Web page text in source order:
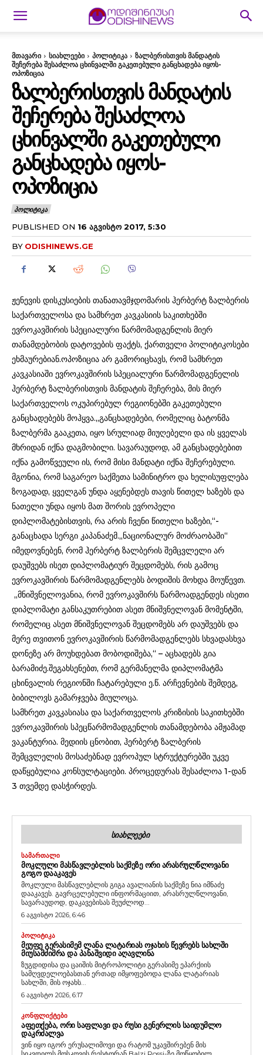
მთავარი სიახლეები პოლიტიკა
ზალბერისთვის მანდატის
შეჩერება შესაძლოა ცხინვალში გაკეთებული განცხადება იყოს-
ოპოზიცია
ᲖᲐᲚᲑᲔᲠᲘᲡᲗᲕᲘᲡ ᲛᲐᲜᲓᲐᲢᲘᲡ
ᲨᲔᲩᲔᲠᲔᲑᲐ ᲨᲔᲡᲐᲫᲚᲝᲐ
ᲪᲮᲘᲜᲕᲐᲚᲨᲘ ᲒᲐᲙᲔᲗᲔᲑᲣᲚᲘ
ᲒᲐᲜᲪᲮᲐᲓᲔᲑᲐ ᲘᲧᲝᲡ-
ᲝᲞᲝᲖᲘᲪᲘᲐ
ᲞᲝᲚᲘᲢᲘᲙᲐ
PUBLISHED ON 16 ᲐᲒᲕᲘᲡᲢᲝ 2017, 5:30
BY ODISHINEWS.GE
ჟენევის დისკუსიების თანათავმჯდომარის ჰერბერტ ზალბერის
საქართველოსა და სამხრეთ კავკასიის საკითხებში
ევროკავშირის სპეციალური წარმომადგენლის მიერ
თანამდებობის დატოვების ფაქტს, ქართველი პოლიტიკოსები
ეხმაურებიან.ოპოზიცია არ გამორიცხავს, რომ სამხრეთ
კავკასიაში ევროკავშირის სპეციალური წარმომადგენელის
ჰერბერტ ზალბერისთვის მანდატის შეჩერება, მის მიერ
საქართველოს ოკუპირებულ რეგიონებში გაკეთებული
განცხადებებს მოჰყვა.„განცხადებები, რომელიც ბატონმა
ზალბერმა გააკეთა, იყო სრულიად მიუღებელი და ის ყველას
მხრიდან იქნა დაგმობილი. სავარაუდოდ, ამ განცხადებებით
იქნა გამოწვეული ის, რომ მისი მანდატი იქნა შეჩერებული.
მგონია, რომ საგარეო საქმეთა სამინიტრო და ხელისუფლება
ზოგადად, ყველგან უნდა აყენებდეს თავის წითელ ხაზებს და
ნათელი უნდა იყოს მათ შორის ევროპელი
დიპლომატებისთვის, რა არის ჩვენი წითელი ხაზები,“-
განაცხადა სერგი კაპანაძემ.„ნაციონალურ მოძრაობაში“
იმედოვნებენ, რომ ჰერბერტ ზალბერის შემცვლელი არ
დაუშვებს ისეთ დიპლომატიურ შეცდომებს, რის გამოც
ევროკავშირის წარმომადგენლებს ბოდიშის მოხდა მოუწევთ.
„მნიშვნელოვანია, რომ ევროკავშირს წარმოადგენდეს ისეთი
დიპლომატი განსაკუთრებით ასეთ მნიშვნელოვან მომენტში,
რომელიც ასეთ მნიშვნელოვან შეცდომებს არ დაუშვებს და
მერე თვითონ ევროკავშირის წარმომადგენლებს სხვადასხვა
დონეზე არ მოუხდებათ მობოდიშება,“ – აცხადებს გია
ბარამიძე.შეგახსენებთ, რომ გერმანელმა დიპლომატმა
ცხინვალის რეგიონში ჩატარებული ე.წ. არჩევნების შემდეგ,
ბიბილოვს გამარჯვება მიულოცა.
სამხრეთ კავკასიასა და საქართველოს კრიზისის საკითხებში
ევროკავშირის სპეცწარმომადგენლის თანამდებობა ამჟამად
ვაკანტურია. მედიის ცნობით, ჰერბერტ ზალბერის
შემცვლელის მოსაძებნად ევროპულ სტრუქტურებში უკვე
დაწყებულია კონსულტაციები. პროცედურას შესაძლოა 1-დან
3 თვემდე დასჭირდეს.
ᲡᲘᲐᲮᲚᲔᲔᲑᲘ
ᲡᲐᲛᲐᲠᲗᲐᲚᲘ
ᲛᲝᲙᲚᲣᲚᲘ ᲛᲐᲡᲬᲐᲕᲚᲔᲑᲚᲘᲡ ᲡᲐᲥᲛᲔᲖᲔ ᲝᲠᲘ ᲐᲠᲐᲡᲠᲣᲚᲬᲚᲝᲕᲐᲜᲘ
ᲒᲝᲒᲝ ᲓᲐᲐᲙᲐᲕᲔᲡ
მოკლული მასწავლებლის გიგა ავალიანის საქმეზე ნია იმნაძე
დააკავეს. გავრცელებული ინფორმაციით, არასრულწლოვანი,
სავარაუდოდ, დაკავებისას შეუძლოდ...
6 აგვისტო 2026, 6:46
ᲞᲝᲚᲘᲢᲘᲙᲐ
ᲛᲔᲣᲤᲔ ᲒᲔᲠᲐᲡᲘᲛᲔᲛ ᲚᲐᲜᲐ ᲚᲐᲢᲐᲠᲘᲐᲡ ᲝᲯᲐᲮᲘᲡ ᲬᲔᲕᲠᲔᲑᲡ ᲡᲐᲮᲚᲨᲘ
ᲛᲘᲣᲡᲐᲛᲫᲘᲛᲠᲐ ᲓᲐ ᲞᲐᲜᲐᲨᲕᲘᲓᲘ ᲐᲦᲐᲕᲚᲘᲜᲐ
ზუგდიდისა და ცაიშის მიტროპოლიტი გერასიმე ეპარქიის
სამღვდელოებასთან ერთად იმყოფებოდა ლანა ლატარიას
სახლში, მის ოჯახს...
6 აგვისტო 2026, 6:17
ᲙᲝᲜᲤᲚᲘᲥᲢᲔᲑᲘ
ᲐᲤᲔᲗᲥᲔᲑᲐ, ᲝᲠᲘ ᲡᲐᲤᲚᲐᲕᲘ ᲓᲐ ᲠᲣᲡᲘ ᲒᲔᲜᲔᲠᲚᲘᲡ ᲡᲐᲘᲓᲣᲛᲚᲝ
ᲓᲐᲙᲠᲫᲐᲚᲕᲐ
ვინ იყო იგორ ერუსალიმოვი და რატომ უკავშირებენ მის